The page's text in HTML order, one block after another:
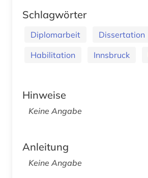
Schlagwörter
Diplomarbeit
Dissertation
Habilitation
Innsbruck
Hinweise
Keine Angabe
Anleitung
Keine Angabe